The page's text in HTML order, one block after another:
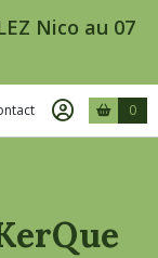
Nico au 07
0